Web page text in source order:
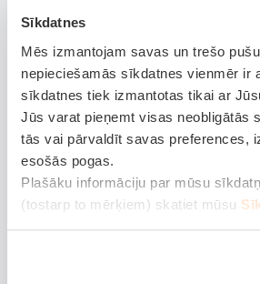
Sīkdatnes
Mēs izmantojam savas un trešo
nepieciešamās sīkdatnes vienmēr ir
sīkdatnes tiek izmantotas tikai ar
Jūs varat pieņemt visas neobligātās
tās vai pārvaldīt savas preferences,
esošās pogas.
Plašāku informāciju par mūsu
(tostarp to mērķiem) skatiet mūsu
transportlīdzekli.
VIN numuru var izmantot arī pēc
tas palīdz pārbaudīt apdrošināšanas
remontu ierakstus un precīzi noteikt
konfigurāciju.
VIN kods un
apdrošināšanā. Kad tiek noformēta